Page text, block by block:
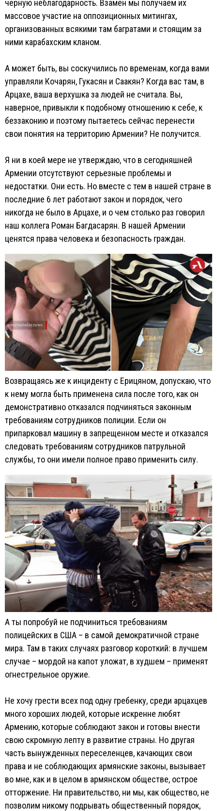
черную неблагодарность. Взамен мы получаем их
массовое участие на оппозиционных митингах,
организованных всякими там багратами и стоящим за
ними карабахским кланом.
А может быть, вы соскучились по временам, когда вами
управляли Кочарян, Гукасян и Саакян? Когда вас там, в
Арцахе, ваша верхушка за людей не считала. Вы,
наверное, привыкли к подобному отношению к себе, к
беззаконию и поэтому пытаетесь сейчас перенести
свои понятия на территорию Армении? Не получится.
Я ни в коей мере не утверждаю, что в сегодняшней
Армении отсутствуют серьезные проблемы и
недостатки. Они есть. Но вместе с тем в нашей стране в
последние 6 лет работают закон и порядок, чего
никогда не было в Арцахе, и о чем столько раз говорил
наш коллега Роман Багдасарян. В нашей Армении
ценятся права человека и безопасность граждан.
Возвращаясь же к инциденту с Ерицяном, допускаю, что
к нему могла быть применена сила после того, как он
демонстративно отказался подчиняться законным
требованиям сотрудников полиции. Если он
припарковал машину в запрещенном месте и отказался
следовать требованиям сотрудников патрульной
службы, то они имели полное право применить силу.
А ты попробуй не подчиниться требованиям
полицейских в США – в самой демократичной стране
мира. Там в таких случаях разговор короткий: в лучшем
случае – мордой на капот уложат, в худшем – применят
огнестрельное оружие.
Не хочу грести всех под одну гребенку, среди арцахцев
много хороших людей, которые искренне любят
Армению, которые соблюдают закон и готовы внести
свою скромную лепту в развитие страны. Но другая
часть вынужденных переселенцев, качающих свои
права и не соблюдающих армянские законы, вызывает
во мне, как и в целом в армянском обществе, острое
отторжение. Ни правительство, ни мы, как общество, не
позволим никому подрывать общественный порядок,